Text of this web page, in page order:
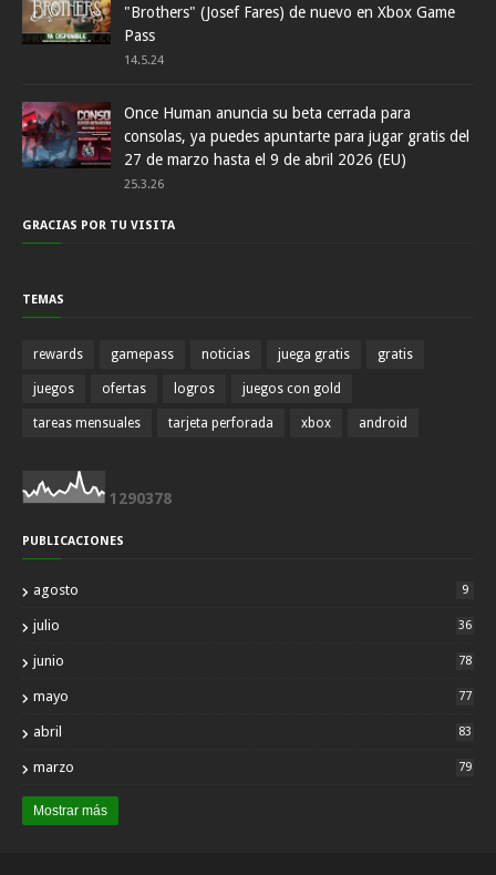
"Brothers" (Josef Fares) de nuevo en Xbox Game
Pass
14.5.24
Once Human anuncia su beta cerrada para
consolas, ya puedes apuntarte para jugar gratis del
27 de marzo hasta el 9 de abril 2026 (EU)
25.3.26
GRACIAS POR TU VISITA
TEMAS
rewards gamepass noticias juega gratis gratis
juegos ofertas logros juegos con gold
tareas mensuales tarjeta perforada xbox android
1 290378
PUBLICACIONES
agosto 9
julio 36
junio 78
mayo 77
abril 83
marzo 79
Mostrar más